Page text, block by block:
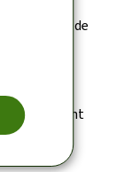
de
la
Les
une